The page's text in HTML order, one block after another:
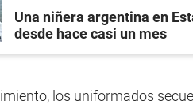
Una niñera argentina en
desde hace casi un mes
los uniformados